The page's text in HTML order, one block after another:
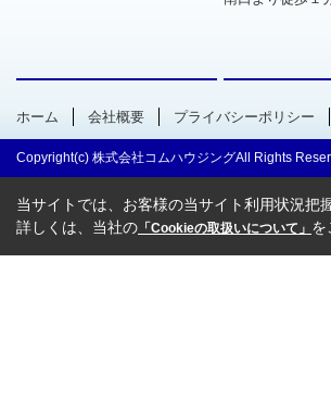
ホーム 会社概要 プライバシーポリシー
Copyright(c) 株式会社コムハウジングAll Rights
当サイトでは、お客様の当サイト利用状況把
詳しくは、当社の 「Cookieの取扱いについて」 を